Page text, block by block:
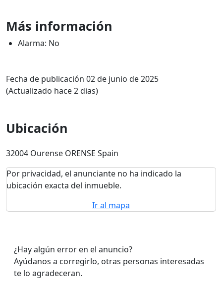
Más información
Alarma: No
Fecha de publicación 02 de junio de 2025
(Actualizado hace 2 dias)
Ubicación
32004 Ourense ORENSE Spain
Por privacidad, el anunciante no ha indicado la
ubicación exacta del inmueble.
Ir al mapa
¿Hay algún error en el anuncio?
Ayúdanos a corregirlo, otras personas interesadas
te lo agradeceran.